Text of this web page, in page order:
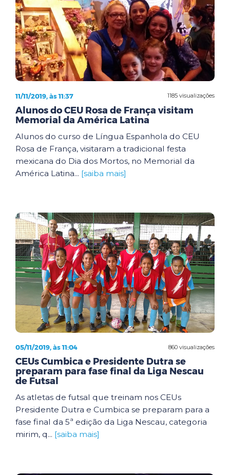
1185 visualizações
11/11/2019, às 11:37
Alunos do CEU Rosa de França visitam
Memorial da América Latina
Alunos do curso de Língua Espanhola do CEU
Rosa de França, visitaram a tradicional festa
mexicana do Dia dos Mortos, no Memorial da
América Latina... [saiba mais]
860 visualizações
05/11/2019, às 11:04
CEUs Cumbica e Presidente Dutra se
preparam para fase final da Liga Nescau
de Futsal
As atletas de futsal que treinam nos CEUs
Presidente Dutra e Cumbica se preparam para a
fase final da 5ª edição da Liga Nescau, categoria
mirim, q... [saiba mais]